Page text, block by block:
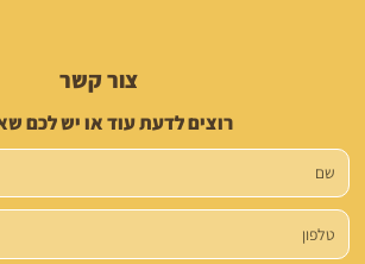
צור קשר
רוצים לדעת עוד או יש לכם
שם
טלפון